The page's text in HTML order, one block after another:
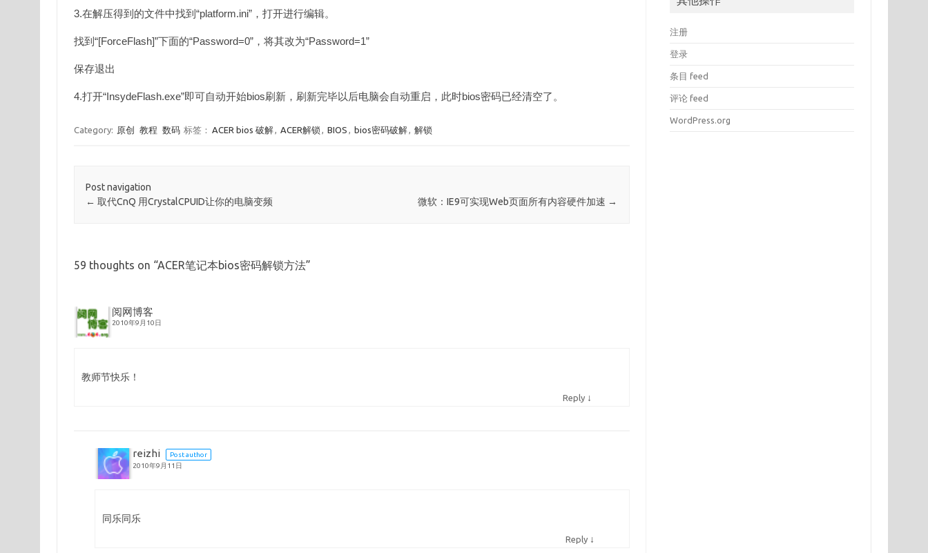
3.在解压得到的文件中找到“platform.ini”，打开进行编辑。
找到“[ForceFlash]”下面的“Password=0”，将其改为“Password=1”
保存退出
4.打开“InsydeFlash.exe”即可自动开始bios刷新，刷新完毕以后电脑会自动重启，此时bios密码已经清空了。
Category: 原创 教程 数码 标签： ACER bios 破解, ACER解锁 , BIOS , bios密码破解, 解锁
Post navigation
← 取代CnQ 用CrystalCPUID让你的电脑变频 微软：IE9可实现Web页面所有内容硬件加速 →
59 thoughts on “ACER笔记本bios密码解锁方法”
阅网博客
2010年9月10日
教师节快乐！
Reply ↓
reizhi
Post author
2010年9月11日
同乐同乐
Reply ↓
注册
登录
条目 feed
评论 feed
WordPress.org